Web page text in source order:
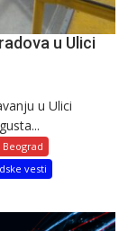
u Ulici
u Ulici
Beograd
vesti